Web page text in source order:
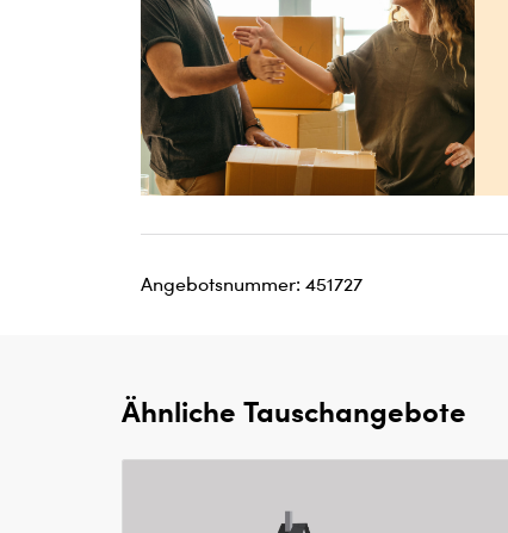
Angebotsnummer: 451727
Ähnliche Tauschangebote